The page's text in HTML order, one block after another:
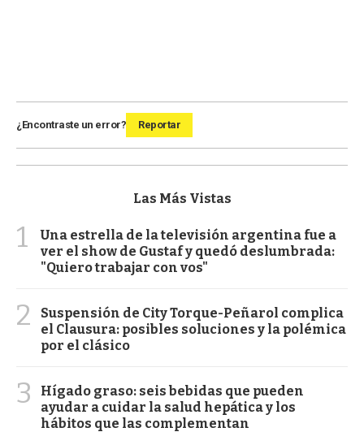
¿Encontraste un error? Reportar
Las Más Vistas
1
Una estrella de la televisión argentina fue a
ver el show de Gustaf y quedó deslumbrada:
"Quiero trabajar con vos"
2
Suspensión de City Torque-Peñarol complica
el Clausura: posibles soluciones y la polémica
por el clásico
3
Hígado graso: seis bebidas que pueden
ayudar a cuidar la salud hepática y los
hábitos que las complementan